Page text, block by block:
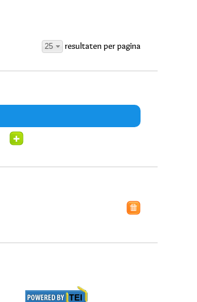
25 resultaten per pagina